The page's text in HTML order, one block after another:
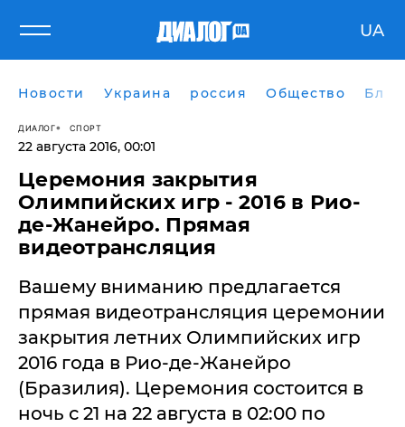
UA
Новости Украина россия Общество
ДИАЛОГ СПОРТ
22 августа 2016, 00:01
Церемония закрытия
Олимпийских игр - 2016 в Рио-
де-Жанейро. Прямая
видеотрансляция
Вашему вниманию предлагается
прямая видеотрансляция церемонии
закрытия летних Олимпийских игр
2016 года в Рио-де-Жанейро
(Бразилия). Церемония состоится в
ночь с 21 на 22 августа в 02:00 по